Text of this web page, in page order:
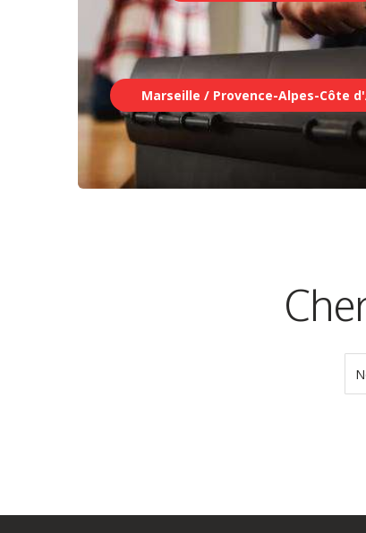
Marseille / Provence-Alpes-Côte